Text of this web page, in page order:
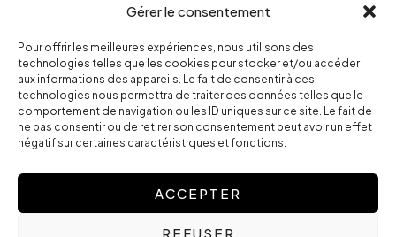
Gérer le consentement
Pour offrir les meilleures expériences, nous utilisons des
technologies telles que les cookies pour stocker et/ou accéder
aux informations des appareils. Le fait de consentir à ces
technologies nous permettra de traiter des données telles que le
comportement de navigation ou les ID uniques sur ce site. Le fait de
ne pas consentir ou de retirer son consentement peut avoir un effet
négatif sur certaines caractéristiques et fonctions.
ACCEPTER
REFUSER
Conditions générales
Mentions légales
Retours et remboursements
Copyright © 2025 Frédérique Petit – Tous Droits Réservés